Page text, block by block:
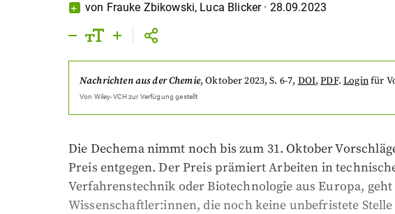
von Frauke Zbikowski, Luca Blicker· 28.09.2023
Nachrichten aus der Chemie,Oktober 2023, S. 6-7, DOI,PDF. Loginfür
Von Wiley-VCHzur Verfügung gestellt
Die Dechema nimmt noch bis zum 31. Oktober
Preis entgegen. Der Preis prämiert Arbeiten in
Verfahrenstechnik oder Biotechnologie aus Europa,
Wissenschaftler:innen, die noch keine unbefristete